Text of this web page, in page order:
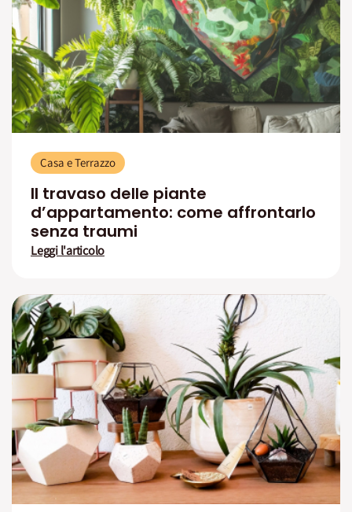
Casa e Terrazzo
Il travaso delle piante
d’appartamento: come affrontarlo
senza traumi
Leggi l'articolo